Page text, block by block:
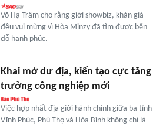
Võ Hạ Trâm cho rằng giới showbiz, khán giả
đều vui mừng vì Hòa Minzy đã tìm được bến
đỗ hạnh phúc.
Khai mở dư địa, kiến tạo cực tăng
trưởng công nghiệp mới
Việc hợp nhất địa giới hành chính giữa ba tỉnh
Vĩnh Phúc, Phú Thọ và Hòa Bình không chỉ là